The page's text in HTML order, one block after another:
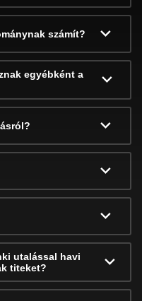
számít?
egyébként a
utalással havi
titeket?